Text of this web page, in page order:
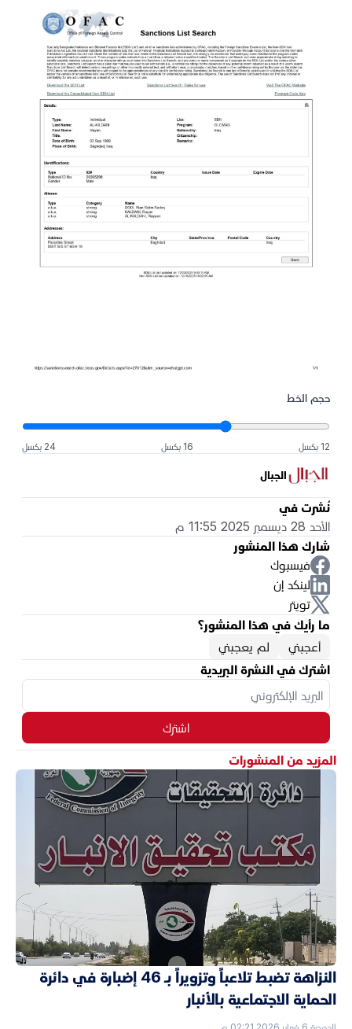
حجم الخط
12 بكسل 16 بكسل 24 بكسل
الجبال
نُشرت في
الأحد 28 ديسمبر 2025 11:55 م
شارك هذا المنشور
فيسبوك
لينكد إن
تويتر
ما رأيك في هذا المنشور؟
أعجبني
لم يعجبني
اشترك في النشرة البريدية
اشترك
المزيد من المنشورات
النزاهة تضبط تلاعباً وتزويراً بـ 46 إضبارة في دائرة
الحماية الاجتماعية بالأنبار